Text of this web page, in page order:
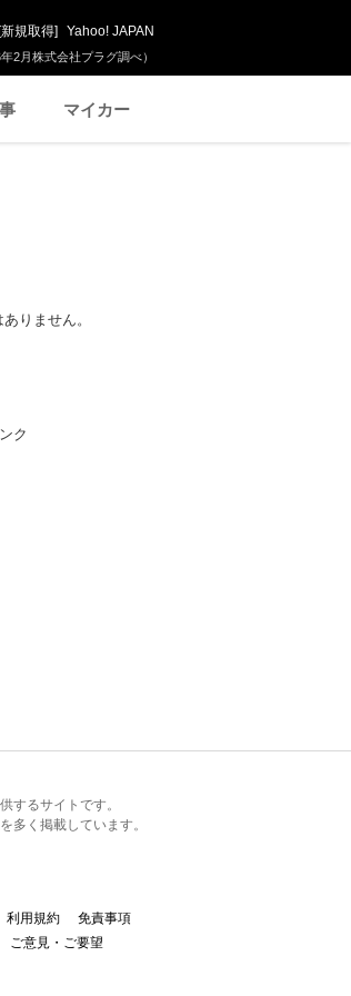
2月株式会社プラグ調べ）
[新規取得] Yahoo! JAPAN
マイカー
りません。
ク
するサイトです。
多く掲載しています。
利用規約
免責事項
ご意見・ご要望